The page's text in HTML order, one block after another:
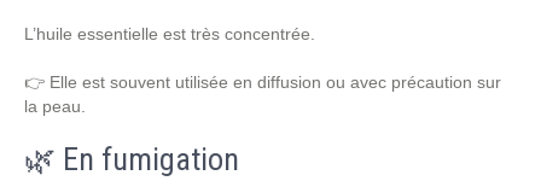
L’huile essentielle est très concentrée.
👉 Elle est souvent utilisée en diffusion ou avec précaution sur
la peau.
🌿 En fumigation